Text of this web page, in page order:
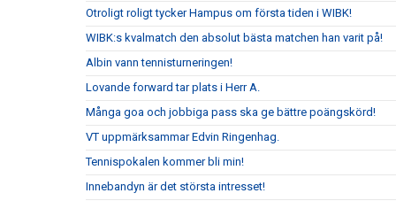
Otroligt roligt tycker Hampus om första tiden i WIBK!
WIBK:s kvalmatch den absolut bästa matchen han varit på!
Albin vann tennisturneringen!
Lovande forward tar plats i Herr A.
Många goa och jobbiga pass ska ge bättre poängskörd!
VT uppmärksammar Edvin Ringenhag.
Tennispokalen kommer bli min!
Innebandyn är det största intresset!